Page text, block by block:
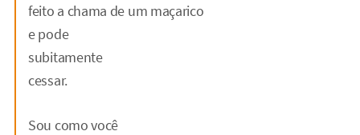
feito a chama de um maçarico
e pode
subitamente
cessar.
Sou como você